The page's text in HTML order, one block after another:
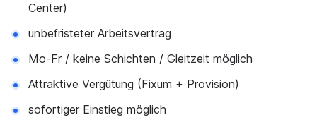
Center)
unbefristeter Arbeitsvertrag
Mo-Fr / keine Schichten / Gleitzeit möglich
Attraktive Vergütung (Fixum + Provision)
sofortiger Einstieg möglich